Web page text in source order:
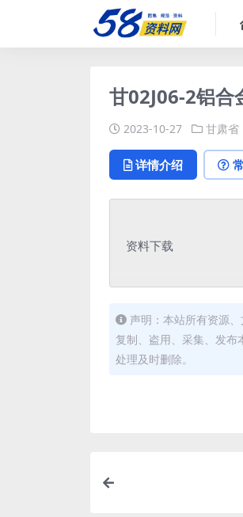
甘02J06-2铝
2023-10-27 甘肃省
详情介绍
资料下载
声明：本站所有资源
复制、盗用、采集、发
处理及时删除。